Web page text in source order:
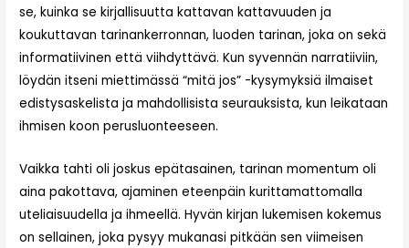
se, kuinka se kirjallisuutta kattavan kattavuuden ja
koukuttavan tarinankerronnan, luoden tarinan, joka on sekä
informatiivinen että viihdyttävä. Kun syvennän narratiiviin,
löydän itseni miettimässä “mitä jos” -kysymyksiä ilmaiset
edistysaskelista ja mahdollisista seurauksista, kun leikataan
ihmisen koon perusluonteeseen.
Vaikka tahti oli joskus epätasainen, tarinan momentum oli
aina pakottava, ajaminen eteenpäin kurittamattomalla
uteliaisuudella ja ihmeellä. Hyvän kirjan lukemisen kokemus
on sellainen, joka pysyy mukanasi pitkään sen viimeisen